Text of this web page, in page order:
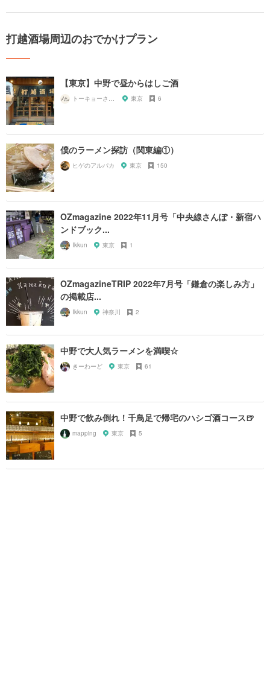
打越酒場周辺のおでかけプラン
【東京】中野で昼からはしご酒
トーキョーさんぽ 東京 6
僕のラーメン探訪（関東編①）
ヒゲのアルパカ 東京 150
OZmagazine 2022年11月号「中央線さんぽ・新宿ハ
ンドブック...
Ikkun 東京 1
OZmagazineTRIP 2022年7月号「鎌倉の楽しみ方」
の掲載店...
Ikkun 神奈川 2
中野で大人気ラーメンを満喫☆
きーわーど 東京 61
中野で飲み倒れ！千鳥足で帰宅のハシゴ酒コース🍺
mapping 東京 5